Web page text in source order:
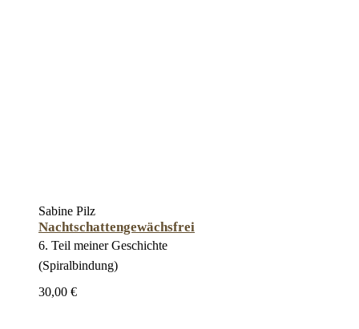
Sabine Pilz
Nachtschattengewächsfrei
6. Teil meiner Geschichte
(Spiralbindung)
30,00 €